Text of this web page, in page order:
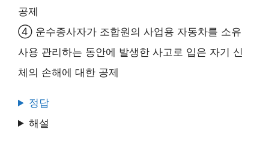
공제
④ 운수종사자가 조합원의 사업용 자동차를 소유
사용 관리하는 동안에 발생한 사고로 입은 자기 신
체의 손해에 대한 공제
정답
해설